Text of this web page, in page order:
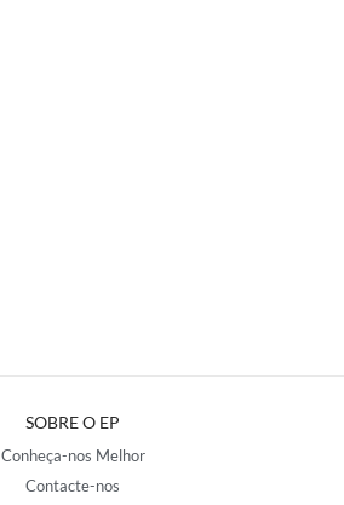
SOBRE O EP
Conheça-nos Melhor
Contacte-nos